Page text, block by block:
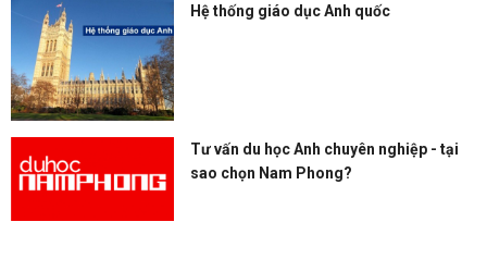
Hệ thống giáo dục Anh quốc
Tư vấn du học Anh chuyên nghiệp - tại
sao chọn Nam Phong?